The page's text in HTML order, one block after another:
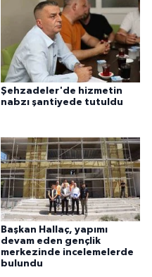
Şehzadeler'de hizmetin
nabzı şantiyede tutuldu
Başkan Hallaç, yapımı
devam eden gençlik
merkezinde incelemelerde
bulundu